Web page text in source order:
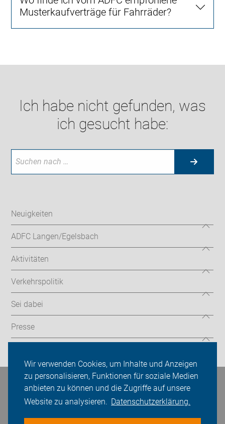
Wir verwenden Cookies, um Inhalte und Anzeigen
zu personalisieren, Funktionen für soziale Medien
anbieten zu können und die Zugriffe auf unsere
Website zu analysieren. Datenschutzerklärung.
Musterkaufverträge für Fahrräder?
Ich habe nicht gefunden, was
ich gesucht habe:
Neuigkeiten
ADFC Langen/Egelsbach
Aktivitäten
Verkehrspolitik
Sei dabei
Presse
Bleiben Sie in Kontakt